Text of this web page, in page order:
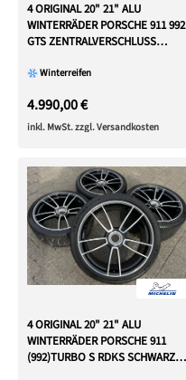
4 ORIGINAL 20" 21" ALU
WINTERRÄDER PORSCHE 911 992
GTS ZENTRALVERSCHLUSS
Winterreifen
4.990,00 €
inkl. MwSt. zzgl. Versandkosten
4 ORIGINAL 20" 21" ALU
WINTERRÄDER PORSCHE 911
(992)TURBO S RDKS SCHWARZ